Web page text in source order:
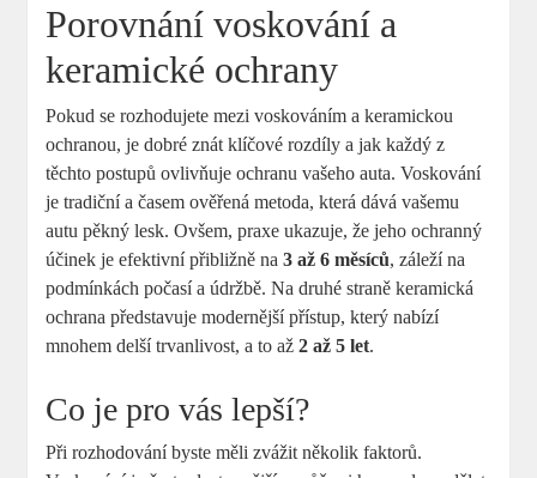
Porovnání voskování a
keramické ochrany
Pokud se rozhodujete mezi voskováním a keramickou
ochranou, je dobré znát klíčové rozdíly a jak⁤ každý z
těchto postupů ovlivňuje⁤ ochranu vašeho auta. ⁣Voskování
je tradiční a časem ověřená ‌metoda, která dává vašemu
⁤autu pěkný lesk. Ovšem, praxe ukazuje, že jeho ochranný
účinek je efektivní přibližně na3 až 6 měsíců, ⁣záleží na
podmínkách počasí a údržbě. Na druhé straně ‌keramická
ochrana představuje modernější⁤ přístup, ​který nabízí
mnohem delší trvanlivost, a to až2 až 5 let.
Co⁢ je ‍pro⁢ vás lepší?
Při rozhodování byste měli zvážit několik faktorů.